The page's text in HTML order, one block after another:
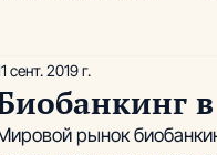
модель
сент. 2019 г.
рынок